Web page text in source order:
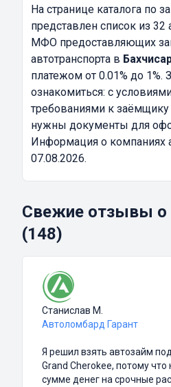
На странице каталога по
представлен список из
МФО предоставляющих
автотранспорта в
платежом от 0.01% до
ознакомиться: с
требованиями к заёмщику
нужны документы для
Информация о компаниях
07.08.2026.
Свежие отзывы о
(148)
Станислав М.
Автоломбард Гарант
Я решил взять автозайм
Grand Cherokee, потому
сумме денег на срочные